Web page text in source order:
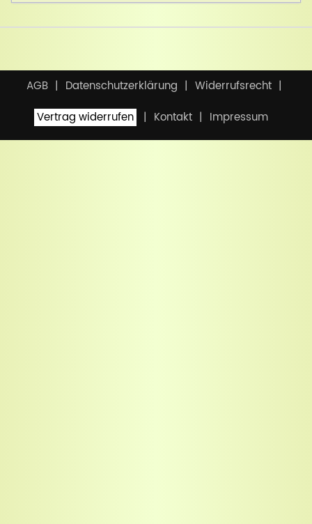
AGB Datenschutzerklärung
Widerrufsrecht
Vertrag widerrufen
Kontakt Impressum